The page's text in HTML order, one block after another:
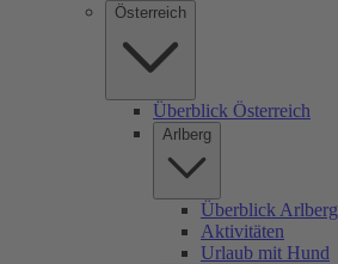
Österreich
Überblick Österreich
Arlberg
Überblick Arlberg
Aktivitäten
Urlaub mit Hund